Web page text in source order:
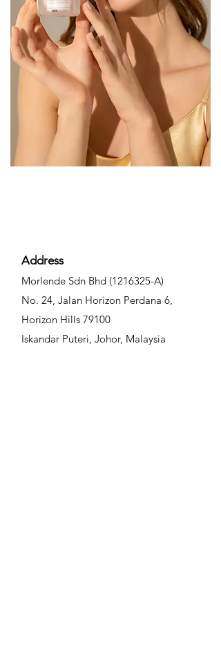
Address
Morlende Sdn Bhd (1216325-A)
No. 24, Jalan Horizon Perdana 6,
Horizon Hills 79100
Iskandar Puteri, Johor, Malaysia